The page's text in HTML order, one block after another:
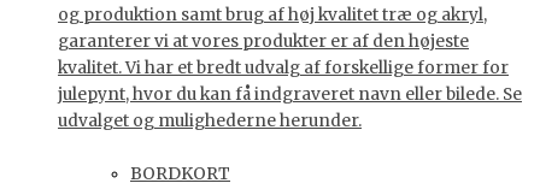
og produktion samt brug af høj kvalitet træ og akryl,
garanterer vi at vores produkter er af den højeste
kvalitet. Vi har et bredt udvalg af forskellige former for
julepynt, hvor du kan få indgraveret navn eller bilede. Se
udvalget og mulighederne herunder.
BORDKORT